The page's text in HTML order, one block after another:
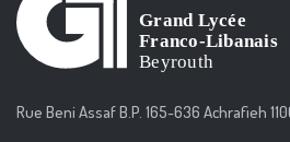
Rue Beni Assaf B.P. 165-636 Achrafieh